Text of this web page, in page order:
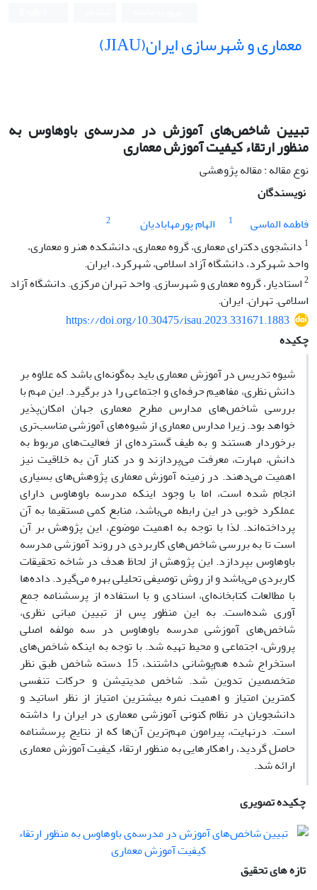
معماری و شهرسازی ایران(JIAU)
تبیین شاخص‌های آموزش در مدرسه‌ی باوهاوس به
منظور ارتقاء کیفیت آموزش معماری
نوع مقاله : مقاله پژوهشی
نویسندگان
فاطمه الماسی
1 الهام پورمهابادیان
2
1 دانشجوی دکترای معماری، گروه معماری، دانشکده هنر و معماری،
واحد شهرکرد، دانشگاه آزاد اسلامی، شهرکرد، ایران.
2استادیار، گروه معماری و شهرسازی. واحد تهران مرکزی. دانشگاه آزاد
اسلامی. تهران. ایران.
https://doi.org/10.30475/isau.2023.331671.1883
چکیده
شیوه تدریس در آموزش معماری باید به‌‌‌‌‌‌‌‌گونه‌‌‌‌‌‌‌‌ای باشد که علاوه بر
دانش نظری، مفاهیم حرفه‌‌‌‌‌‌‌‌ای و اجتماعی را در برگیرد. این مهم با
بررسی شاخص‌‌‌‌‌‌‌‌های مدارس مطرح معماری جهان امکان‌‌‌‌‌‌‌‌پذیر
خواهد بود. زیرا مدارس معماری از شیوه‌‌‌‌‌‌‌‌های آموزشی مناسب‌‌‌‌‌‌‌‌تری
برخوردار هستند و به طیف گسترده‌‌‌‌‌‌‌‌ای از فعالیت‌‌‌‌‌‌‌‌های مربوط به
دانش، مهارت، معرفت می‌‌‌‌‌‌‌‌پردازند و در کنار آن به خلاقیت نیز
اهمیت می‌‌‌‌‌‌‌‌دهند. در زمینه آموزش معماری پژوهش‌‌‌‌‌‌‌‌های بسیاری
انجام شده است، اما با وجود اینکه مدرسه باوهاوس دارای
عملکرد خوبی در این رابطه می‌‌‌‌‌‌‌‌باشد، منابع کمی مستقیما به آن
پرداخته‌‌‌‌‌‌‌‌اند. لذا با توجه به اهمیت موضوع، این پژوهش بر آن
است تا به بررسی شاخص‌‌‌‌‌‌‌‌های کاربردی در روند آموزشی مدرسه
باوهاوس بپردازد. این پژوهش از لحاظ هدف در شاخه تحقیقات
کاربردی می‌‌‌‌‌‌‌‌باشد و از روش توصیفی تحلیلی بهره می‌‌‌‌‌‌‌‌گیرد. داده‌ها
با مطالعات کتابخانه‌ای، اسنادی و با استفاده از پرسشنامه جمع
آوری شده‌است. به این منظور پس از تبیین مبانی نظری،
شاخص‌‌‌‌‌‌‌‌های آموزشی مدرسه باوهاوس در سه مولفه اصلی
پرورش، اجتماعی و محیط تهیه شد. با توجه به اینکه شاخص‌های
استخراج شده هم‌پوشانی داشتند، 15 دسته شاخص طبق نظر
متخصصین تدوین شد. شاخص مدیتیشن و حرکات تنفسی
کمترین امتیاز و اهمیت نمره بیشترین امتیاز از نظر اساتید و
دانشجویان در نظام کنونی آموزشی معماری در ایران را داشته
است. درنهایت، پیرامون مهم‌ترین آن‌ها که از نتایج پرسشنامه
حاصل گردید، راهکارهایی به منظور ارتقاء کیفیت آموزش معماری
ارائه شد.
چکیده تصویری
تازه های تحقیق